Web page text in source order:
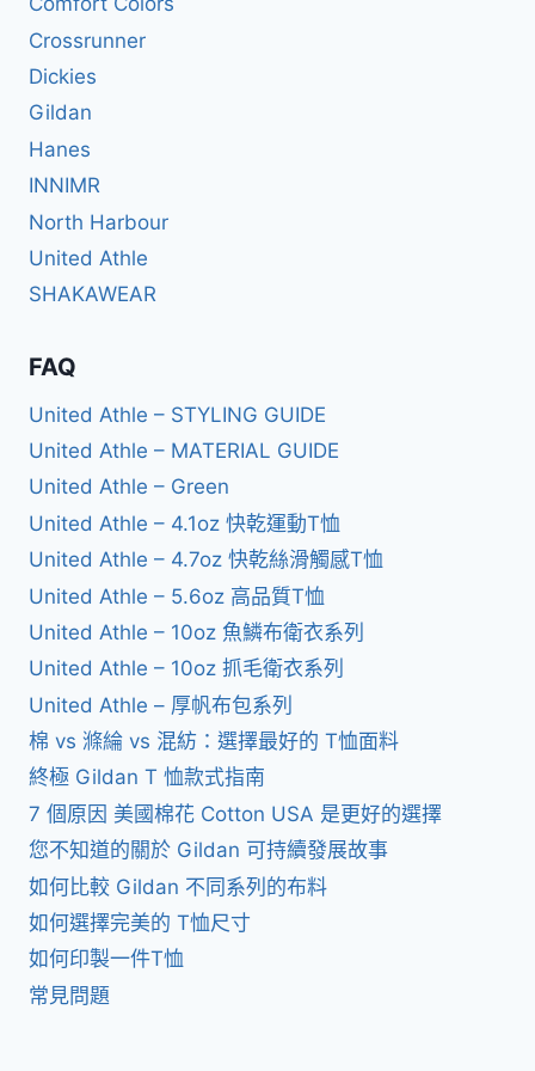
Crossrunner
Dickies
Gildan
Hanes
INNIMR
North Harbour
United Athle
SHAKAWEAR
FAQ
United Athle – STYLING GUIDE
United Athle – MATERIAL GUIDE
United Athle – Green
United Athle – 4.1oz 快乾運動T恤
United Athle – 4.7oz 快乾絲滑觸感T恤
United Athle – 5.6oz 高品質T恤
United Athle – 10oz 魚鱗布衛衣系列
United Athle – 10oz 抓毛衛衣系列
United Athle – 厚帆布包系列
棉 vs 滌綸 vs 混紡：選擇最好的 T恤面料
終極 Gildan T 恤款式指南
7 個原因 美國棉花 Cotton USA 是更好的選擇
您不知道的關於 Gildan 可持續發展故事
如何比較 Gildan 不同系列的布料
如何選擇完美的 T恤尺寸
如何印製一件T恤
常見問題